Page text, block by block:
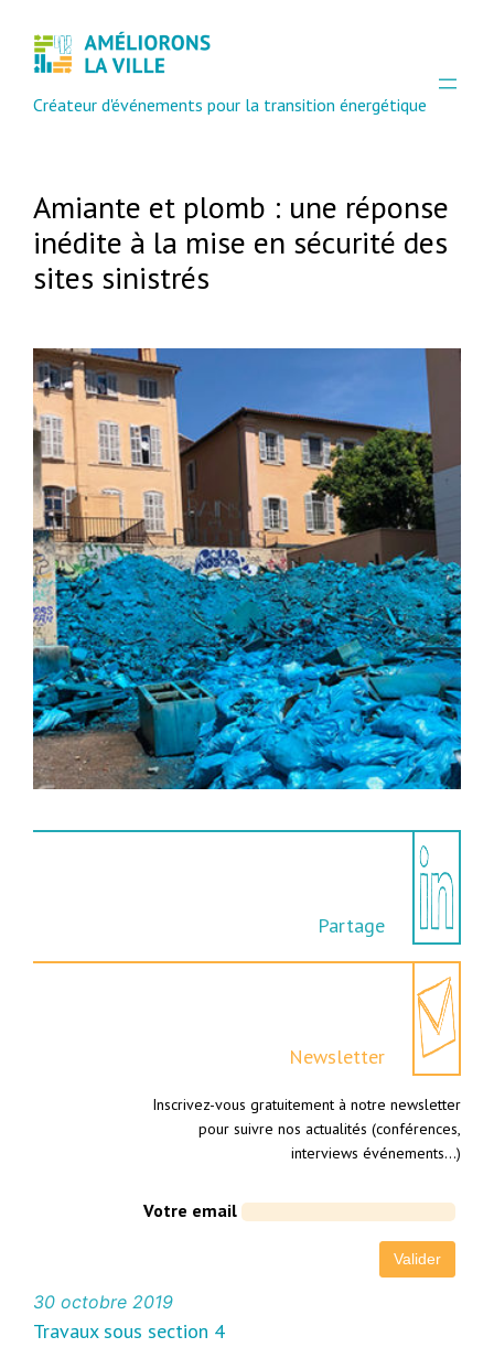
Créateur d'événements pour la transition énergétique
Amiante et plomb : une réponse
inédite à la mise en sécurité des
sites sinistrés
Partage
Newsletter
Inscrivez-vous gratuitement à notre newsletter
pour suivre nos actualités (conférences,
interviews événements…)
Votre email
30 octobre 2019
Travaux sous section 4